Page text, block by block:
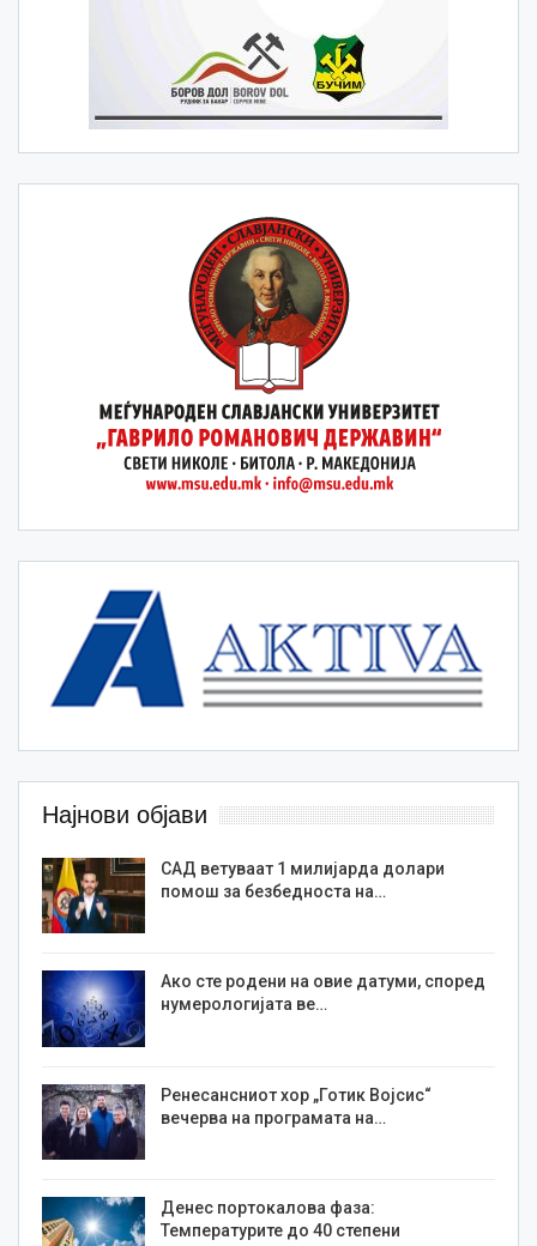
Најнови објави
САД ветуваат 1 милијарда долари
помош за безбедноста на…
Ако сте родени на овие датуми, според
нумерологијата ве…
Ренесансниот хор „Готик Војсис“
вечерва на програмата на…
Денес портокалова фаза:
Температурите до 40 степени